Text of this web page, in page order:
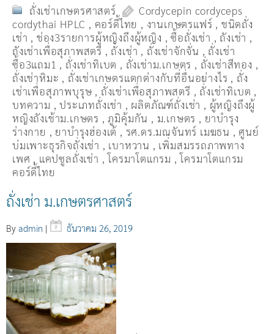
ถั่งเช่าเกษตรศาสตร์
Cordycepin cordyceps
cordythai HPLC , คอร์ดี้ไทย , งานเกษตรแฟร์ , ชนิดถั่ง
เช่า , ช่อง3รายการผู้หญิงถึงผู้หญิง ,ซื้อถั่งเช่า , ถังเช่า ,
ถังเช่าเพื่อสุภาพสตรี , ถั่งเช่า , ถั่งเช่าจักจั่น , ถั่งเช่า
ซื้อ3แถม1 , ถั่งเช่าทิเบต , ถั่งเช่าม.เกษตร , ถั่งเช่าสีทอง ,
ถั่งเช่าหิมะ , ถั่งเช่าเกษตรแตกต่างกับที่อื่นอย่างไร , ถั่ง
เช่าเพื่อสุภาพบุรุษ , ถั่งเช่าเพื่อสุภาพสตรี , ถั่่งเช่าทิเบต ,
บทความ ,ประเภทถั่งเช่า , ผลิตภัณฑ์ถั่งเช่า , ผู้หญิงถึงผู้
หญิงถังเช้าม.เกษตร ,ภูมิคุ้มกัน , ม.เกษตร , ยาบำรุง
ร่างกาย , ยาบำรุงฮ่องเต้ , รศ.ดร.มณจันทร์ เมฆธน , ศูนย์
บ่มเพาะธุรกิจถั่งเช่า , เบาหวาน , เพิ่มสมรรถภาพทาง
เพศ , แคปซูลถั่งเช่า ,โครมาโตแกรม ,โครมาโตแกรม
คอร์ดี้ไทย
ถั่งเช่า ม.เกษตรศาสตร์
By admin | ธันวาคม 26, 2019